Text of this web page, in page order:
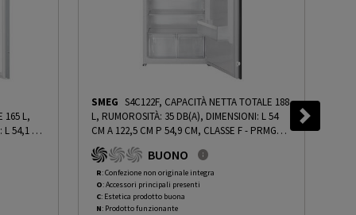
165 L,
54,1 CM
-
SMEG S4C122F, CAPACITÀ NETTA TOTALE 188
L, RUMOROSITÀ: 35 DB(A), DIMENSIONI: L 54
CM A 122,5 CM P 54,9 CM, CLASSE F - PRMG
GRADING ROCN - 15%
- 15%
BUONO
R: Confezione non originale integra
O: Accessori principali presenti
C: Estetica prodotto buona
N: Prodotto funzionante